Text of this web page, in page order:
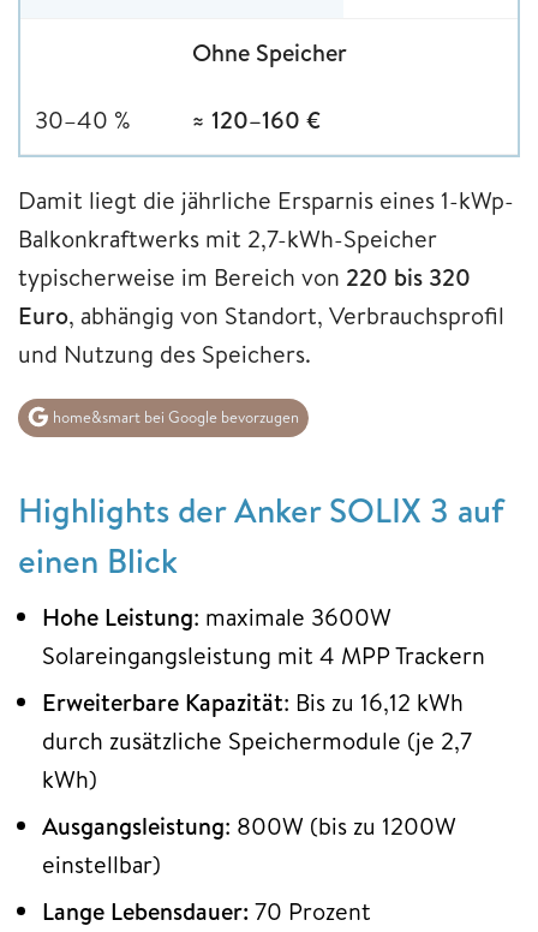
Ohne Speicher
30–40 % ≈ 120–160 €
Damit liegt die jährliche Ersparnis eines 1-kWp-
Balkonkraftwerks mit 2,7-kWh-Speicher
typischerweise im Bereich von 220 bis 320
Euro, abhängig von Standort, Verbrauchsprofil
und Nutzung des Speichers.
home&smart bei Google bevorzugen
Highlights der Anker SOLIX 3 auf
einen Blick
Hohe Leistung: maximale 3600W
Solareingangsleistung mit 4 MPP Trackern
Erweiterbare Kapazität: Bis zu 16,12 kWh
durch zusätzliche Speichermodule (je 2,7
kWh)
Ausgangsleistung: 800W (bis zu 1200W
einstellbar)
Lange Lebensdauer: 70 Prozent